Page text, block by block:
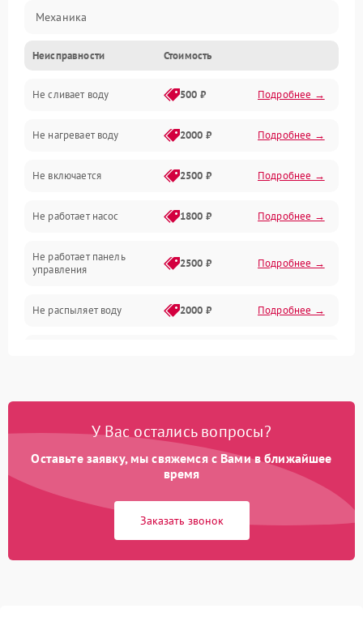
Механика
Управление
Электропитание
Датчики
Нагрев
Вода
Гигиена
Программное обеспечение
Неисправности Стоимость
Не сливает воду 500 ₽ Подробнее →
Не нагревает воду 2000 ₽ Подробнее →
Не включается 2500 ₽ Подробнее →
Не работает насос 1800 ₽ Подробнее →
Не работает панель
управления
2500 ₽ Подробнее →
Не распыляет воду 2000 ₽ Подробнее →
Проблемы с набором
Не работает сушилка 2100 ₽ Подробнее →
Сбои в работе таймера 1700 ₽
У Вас остались вопросы?
Оставьте заявку, мы свяжемся с Вами в ближайшее
время
Заказать звонок